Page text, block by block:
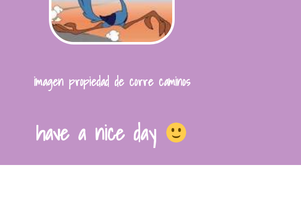
imagen propiedad de corre caminos
have a nice day